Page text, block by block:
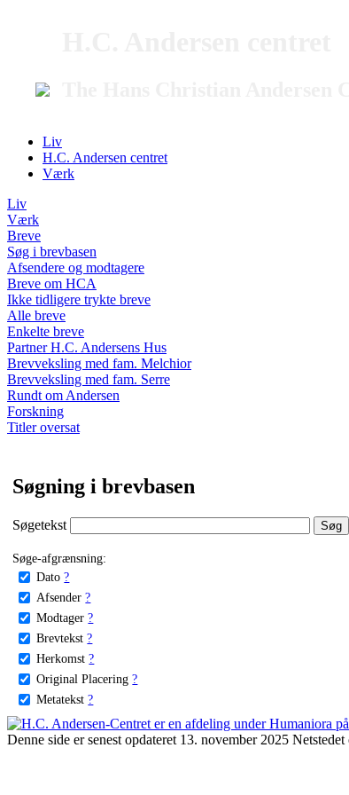
Liv
H.C. Andersen centret
Værk
Liv
Værk
Breve
Søg i brevbasen
Afsendere og modtagere
Breve om HCA
Ikke tidligere trykte breve
Alle breve
Enkelte breve
Partner H.C. Andersens Hus
Brevveksling med fam. Melchior
Brevveksling med fam. Serre
Rundt om Andersen
Forskning
Titler oversat
Søgning i brevbasen
Søgetekst
Søge-afgrænsning:
Dato ?
Afsender ?
Modtager ?
Brevtekst ?
Herkomst ?
Original Placering ?
Metatekst ?
Denne side er senest opdateret 13. november 2025